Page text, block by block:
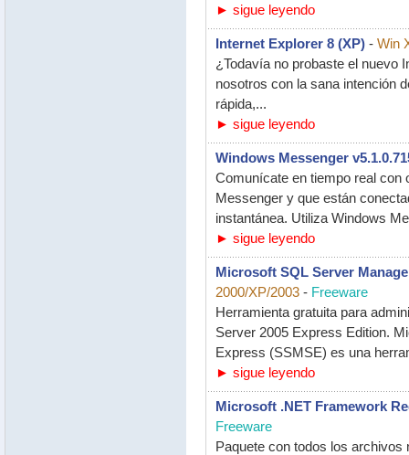
► sigue leyendo
Internet Explorer 8 (XP) - Win
¿Todavía no probaste el nuevo
nosotros con la sana intención
rápida,...
► sigue leyendo
Windows Messenger
Comunícate en tiempo real con
Messenger y que están
instantánea. Utiliza Windows
► sigue leyendo
Microsoft SQL Server
2000/XP/2003 - Freeware
Herramienta gratuita para
Server 2005 Express Edition.
Express (SSMSE) es una
► sigue leyendo
Microsoft .NET Framework
Freeware
Paquete con todos los